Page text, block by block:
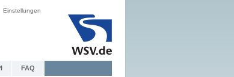
Einstellungen
FAQ